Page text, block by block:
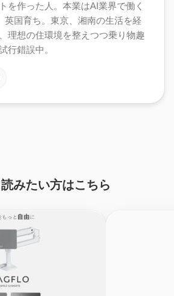
を作った人。本業はAI業界で働く
英国育ち。東京、湘南の生活を経
理想の住環境を整えつつ乗り物趣
行錯誤中。
みたい方はこちら